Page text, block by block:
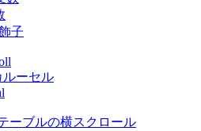
子
ルーセル
ーブルの横スクロール